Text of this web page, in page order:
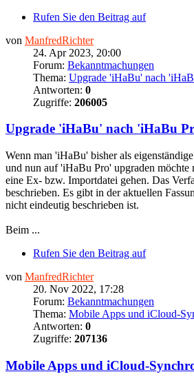
Rufen Sie den Beitrag auf
von ManfredRichter
24. Apr 2023, 20:00
Forum: Bekanntmachungen
Thema: Upgrade 'iHaBu' nach
Antworten: 0
Zugriffe: 206005
Upgrade 'iHaBu' nach 'iHaBu
Wenn man 'iHaBu' bisher als
und nun auf 'iHaBu Pro' upgraden möchte
eine Ex- bzw. Importdatei gehen. Das
beschrieben. Es gibt in der aktuellen
nicht eindeutig beschrieben ist.
Beim ...
Rufen Sie den Beitrag auf
von ManfredRichter
20. Nov 2022, 17:28
Forum: Bekanntmachungen
Thema: Mobile Apps und iCloud-
Antworten: 0
Zugriffe: 207136
Mobile Apps und iCloud-